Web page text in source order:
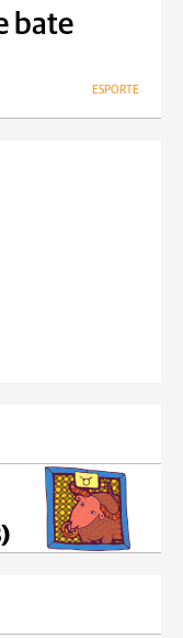
bate
ESPORTE